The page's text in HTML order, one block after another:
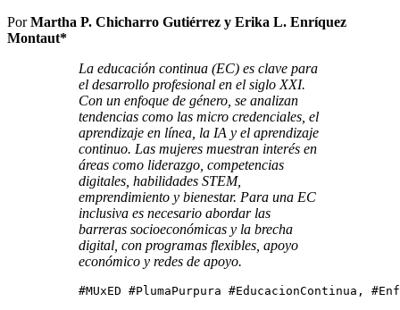
PorMartha P. Chicharro Gutiérrez y Erika L. Enríquez
Montaut*
La educación continua (EC) es clave para
el desarrollo profesional en el siglo XXI.
Con un enfoque de género, se analizan
tendencias como las micro credenciales, el
aprendizaje en línea, la IA y el aprendizaje
continuo. Las mujeres muestran interés en
áreas como liderazgo, competencias
digitales, habilidades STEM,
emprendimiento y bienestar. Para una EC
inclusiva es necesario abordar las
barreras socioeconómicas y la brecha
digital, con programas flexibles, apoyo
económico y redes de apoyo.
#MUxED #PlumaPurpura #EducacionContinua,